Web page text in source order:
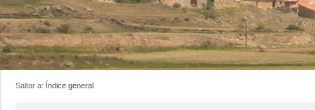
Saltar a: Índice general